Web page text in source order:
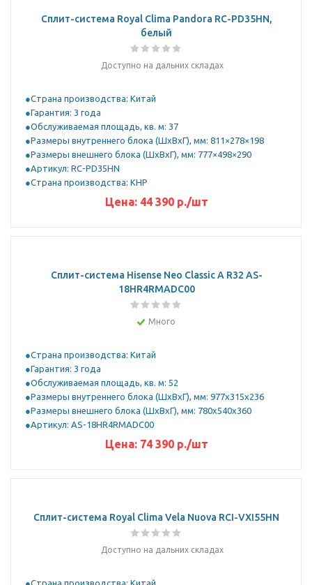
Сплит-система Royal Clima Pandora RC-PD35HN,
белый
Доступно на дальних складах
Страна производства: Китай
Гарантия: 3 года
Обслуживаемая площадь, кв. м: 37
Размеры внутреннего блока (ШхВхГ), мм: 811×278×198
Размеры внешнего блока (ШхВхГ), мм: 777×498×290
Артикул: RC-PD35HN
Страна производства: КНР
Цена: 44 390р./шт
Сплит-система Hisense Neo Classic A R32 AS-
18HR4RMADC00
Много
Страна производства: Китай
Гарантия: 3 года
Обслуживаемая площадь, кв. м: 52
Размеры внутреннего блока (ШхВхГ), мм: 977x315x236
Размеры внешнего блока (ШхВхГ), мм: 780x540x360
Артикул: AS-18HR4RMADC00
Цена: 74 390р./шт
Сплит-система Royal Clima Vela Nuova RCI-VXI55HN
Доступно на дальних складах
Страна производства: Китай